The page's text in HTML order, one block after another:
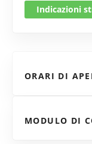
Indicazioni
ORARI DI
MODULO DI